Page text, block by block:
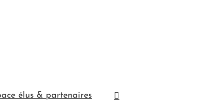
élus & partenaires